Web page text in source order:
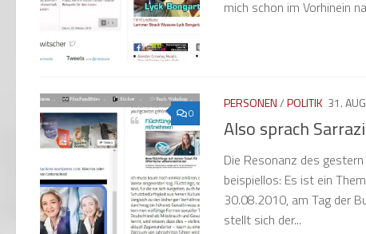
mich schon im Vorhinein
0
PERSONEN/POLITIK 31.
Also sprach
Die Resonanz des
beispiellos: Es ist ein
30.08.2010, am Tag der
stellt sich der...